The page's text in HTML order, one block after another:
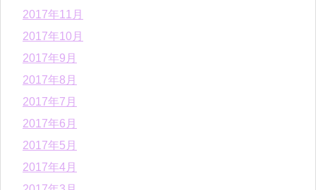
2017年11月
2017年10月
2017年9月
2017年8月
2017年7月
2017年6月
2017年5月
2017年4月